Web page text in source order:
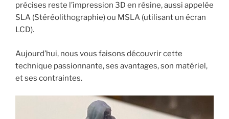
précises reste l’impression 3D en résine, aussi appelée
SLA (Stéréolithographie) ou MSLA (utilisant un écran
LCD).
Aujourd’hui, nous vous faisons découvrir cette
technique passionnante, ses avantages, son matériel,
et ses contraintes.